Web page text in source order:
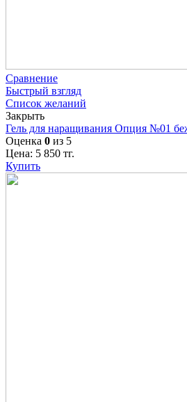
Сравнение
Быстрый взгляд
Список желаний
Закрыть
Гель для наращивания Опция №01
Оценка 0 из 5
Цена: 5 850 тг.
Купить